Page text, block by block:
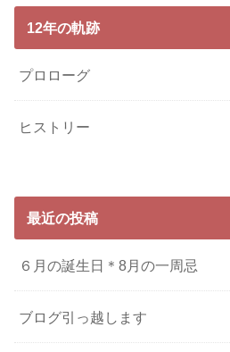
12年の軌跡
プロローグ
ヒストリー
最近の投稿
６月の誕生日＊8月の一周忌
ブログ引っ越します